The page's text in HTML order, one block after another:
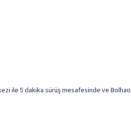
ile 5 dakika sürüş mesafesinde ve